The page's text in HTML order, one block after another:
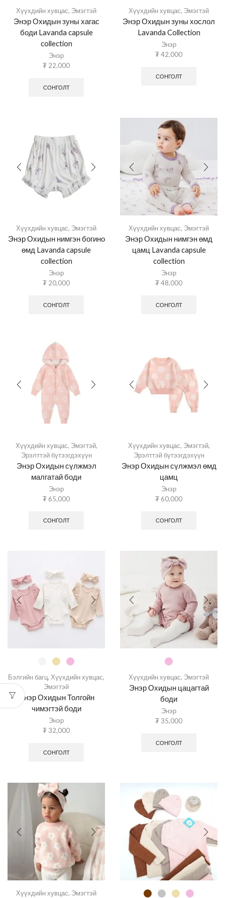
Хүүхдийн хувцас, Эмэгтэй
Энэр Охидын зуны хагас
боди Lavanda capsule
collection
Энэр
₮ 22,000
СОНГОЛТ
Хүүхдийн хувцас, Эмэгтэй
Энэр Охидын зуны хослол
Lavanda Collection
Энэр
₮42,000
СОНГОЛТ
Хүүхдийн хувцас, Эмэгтэй
Энэр Охидын нимгэн богино
өмд Lavanda capsule
collection
Энэр
₮ 20,000
СОНГОЛТ
Хүүхдийн хувцас, Эмэгтэй
Энэр Охидын нимгэн өмд
цамц Lavanda capsule
collection
Энэр
₮48,000
СОНГОЛТ
Хүүхдийн хувцас, Эмэгтэй,
Эрэлттэй бүтээгдэхүүн
Энэр Охидын сүлжмэл
малгатай боди
Энэр
₮ 65,000
СОНГОЛТ
Хүүхдийн хувцас, Эмэгтэй,
Эрэлттэй бүтээгдэхүүн
Энэр Охидын сүлжмэл өмд
цамц
Энэр
₮ 60,000
СОНГОЛТ
Бэлгийн багц, Хүүхдийн хувцас,
Эмэгтэй
Энэр Охидын Толгойн
чимэгтэй боди
Энэр
₮ 32,000
СОНГОЛТ
Хүүхдийн хувцас, Эмэгтэй
Энэр Охидын цацагтай
боди
Энэр
₮ 35,000
СОНГОЛТ
Хүүхдийн хувцас, Эмэгтэй